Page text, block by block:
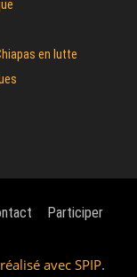
en lutte
Participer
avec SPIP.